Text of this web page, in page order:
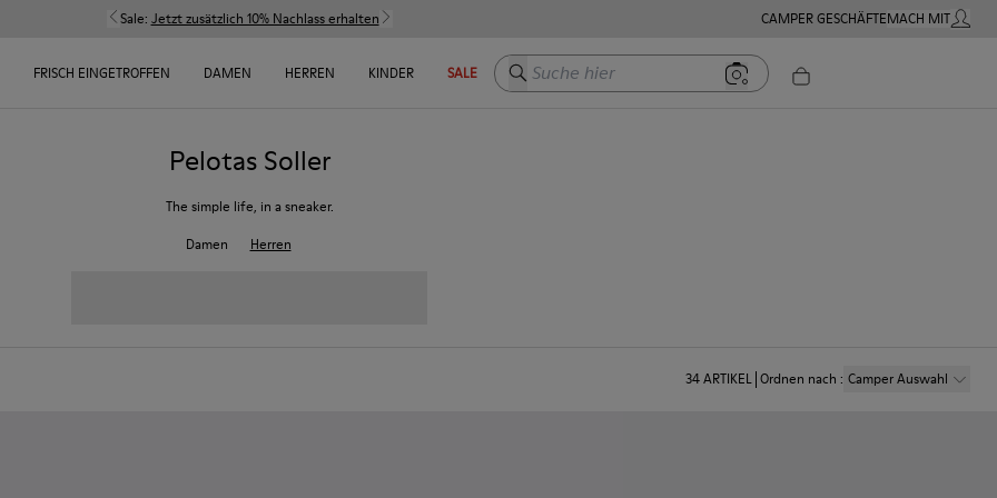
Sale: Jetzt zusätzlich 10% Nachlass erhalten CAMPER GESCHÄFTEMACH MITMEIN
FRISCH EINGETROFFEN DAMEN HERREN KINDER SALE Suche hier
Pelotas Soller
The simple life, in a sneaker.
Damen
Herren
34ARTIKEL Ordnen nach : Camper Auswahl